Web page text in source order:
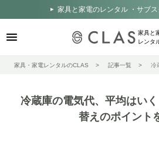
家具と家電のレンタル ・サブ
家具と
レンタ
家具・家電レンタルのCLAS 記事一覧 冷
冷蔵庫の電気代、平均はい
替えのポイント